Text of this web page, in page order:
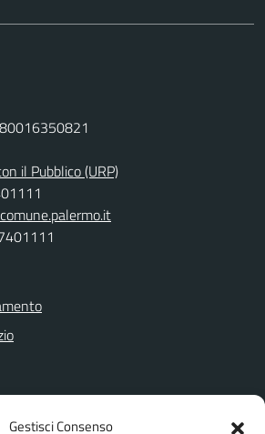
Gestisci Consenso
il Pubblico (URP)